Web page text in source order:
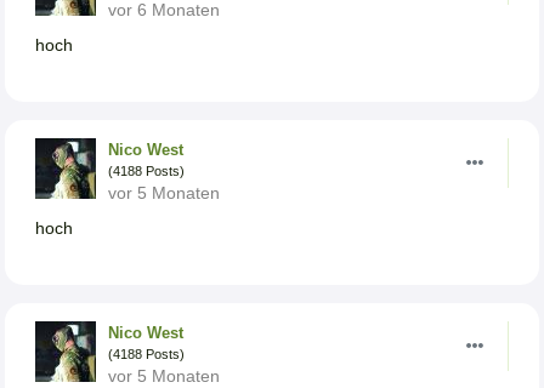
vor 6 Monaten
hoch
Nico West
(4188 Posts)
vor 5 Monaten
hoch
Nico West
(4188 Posts)
vor 5 Monaten